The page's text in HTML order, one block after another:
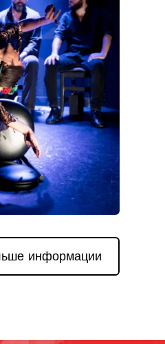
информации